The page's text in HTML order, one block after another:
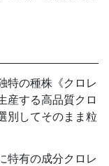
特の種株《クロレ
産する高品質クロ
別してそのまま粒
特有の成分クロレ